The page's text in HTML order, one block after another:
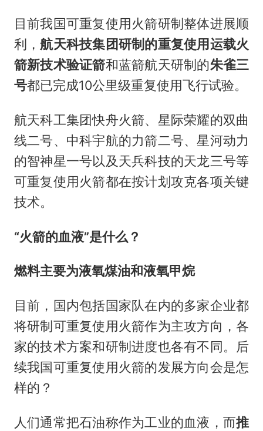
目前我国可重复使用火箭研制整体进展顺
利，航天科技集团研制的重复使用运载火
箭新技术验证箭和蓝箭航天研制的朱雀三
号都已完成10公里级重复使用飞行试验。
航天科工集团快舟火箭、星际荣耀的双曲
线二号、中科宇航的力箭二号、星河动力
的智神星一号以及天兵科技的天龙三号等
可重复使用火箭都在按计划攻克各项关键
技术。
“火箭的血液”是什么？
燃料主要为液氧煤油和液氧甲烷
目前，国内包括国家队在内的多家企业都
将研制可重复使用火箭作为主攻方向，各
家的技术方案和研制进度也各有不同。后
续我国可重复使用火箭的发展方向会是怎
样的？
人们通常把石油称作为工业的血液，而推